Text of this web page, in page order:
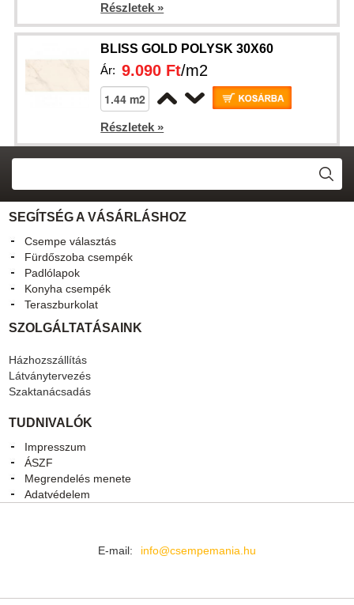
Részletek »
BLISS GOLD POLYSK 30X60
Ár:9.090 Ft/m2
Részletek »
SEGÍTSÉG A VÁSÁRLÁSHOZ
Csempe választás
Fürdőszoba csempék
Padlólapok
Konyha csempék
Teraszburkolat
SZOLGÁLTATÁSAINK
Házhozszállítás
Látványtervezés
Szaktanácsadás
TUDNIVALÓK
Impresszum
ÁSZF
Megrendelés menete
Adatvédelem
E-mail: info@csempemania.hu